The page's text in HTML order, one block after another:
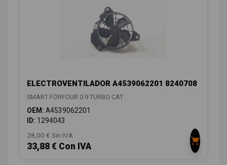
ELECTROVENTILADOR A4539062201 8240708
SMART FORFOUR 0.9 TURBO CAT
OEM: A4539062201
ID: 1294043
28,00 € Sin IVA
33,88 € Con IVA